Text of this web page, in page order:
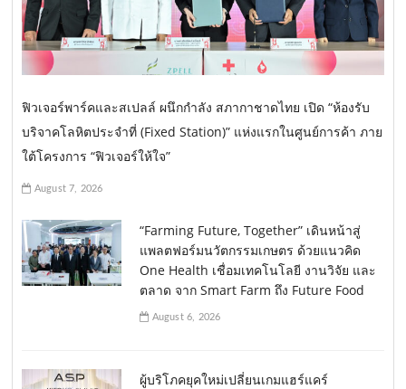
ฟิวเจอร์พาร์คและสเปลล์ ผนึกกำลัง สภากาชาดไทย เปิด “ห้องรับ
บริจาคโลหิตประจำที่ (Fixed Station)” แห่งแรกในศูนย์การค้า ภาย
ใต้โครงการ “ฟิวเจอร์ให้ใจ”
August 7, 2026
“Farming Future, Together” เดินหน้าสู่
แพลตฟอร์มนวัตกรรมเกษตร ด้วยแนวคิด
One Health เชื่อมเทคโนโลยี งานวิจัย และ
ตลาด จาก Smart Farm ถึง Future Food
August 6, 2026
ผู้บริโภคยุคใหม่เปลี่ยนเกมแฮร์แคร์